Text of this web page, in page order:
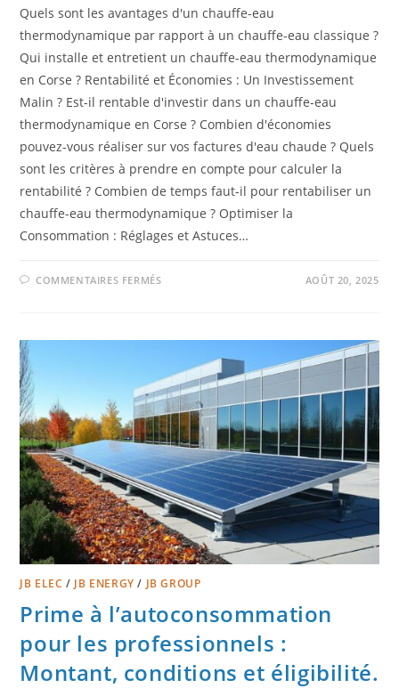
Quels sont les avantages d'un chauffe-eau
thermodynamique par rapport à un chauffe-eau classique ?
Qui installe et entretient un chauffe-eau thermodynamique
en Corse ? Rentabilité et Économies : Un Investissement
Malin ? Est-il rentable d'investir dans un chauffe-eau
thermodynamique en Corse ? Combien d'économies
pouvez-vous réaliser sur vos factures d'eau chaude ? Quels
sont les critères à prendre en compte pour calculer la
rentabilité ? Combien de temps faut-il pour rentabiliser un
chauffe-eau thermodynamique ? Optimiser la
Consommation : Réglages et Astuces…
COMMENTAIRES FERMÉS AOÛT 20, 2025
JB ELEC / JB ENERGY / JB GROUP
Prime à l’autoconsommation
pour les professionnels :
Montant, conditions et éligibilité.